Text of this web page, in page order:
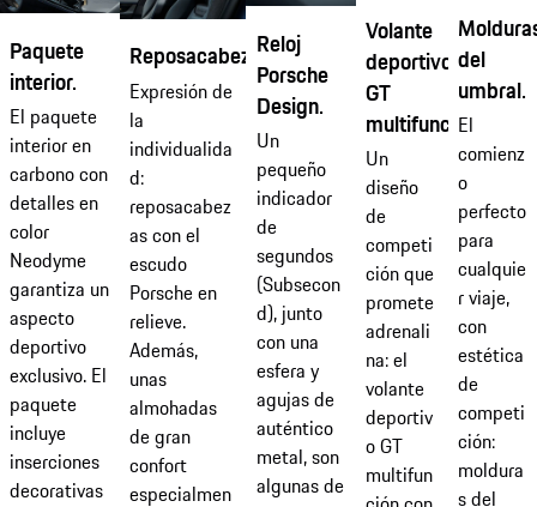
Paquete
interior.
El paquete
interior en
carbono con
detalles en
color
Neodyme
garantiza un
aspecto
deportivo
exclusivo. El
paquete
incluye
inserciones
decorativas
Reposacabezas.
Expresión de
la
individualida
d:
reposacabez
as con el
escudo
Porsche en
relieve.
Además,
unas
almohadas
de gran
confort
especialmen
Reloj
Porsche
Design.
Un
pequeño
indicador
de
segundos
(Subsecon
d), junto
con una
esfera y
agujas de
auténtico
metal, son
algunas de
Volante
deportivo
GT
multifunción.
Un
diseño
de
competi
ción que
promete
adrenali
na: el
volante
deportiv
o GT
multifun
del
umbral.
El
comienz
o
perfecto
para
cualquie
r viaje,
con
estética
de
competi
ción:
moldura
s del